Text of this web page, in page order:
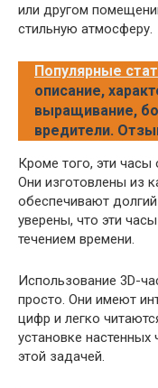
или другом
стильную атмосферу.
Популярные
описание,
выращивание,
вредители.
Кроме того, эти
Они изготовлены из
обеспечивают
уверены, что эти
течением времени.
Использование 3D-
просто. Они имеют
цифр и легко
установке настенных
этой задачей.